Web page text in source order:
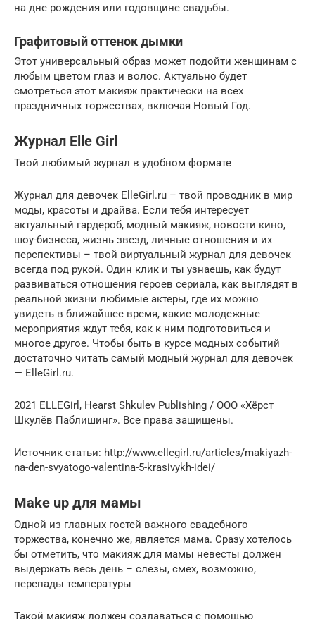
на дне рождения или годовщине свадьбы.
Графитовый оттенок дымки
Этот универсальный образ может подойти женщинам с
любым цветом глаз и волос. Актуально будет
смотреться этот макияж практически на всех
праздничных торжествах, включая Новый Год.
Журнал Elle Girl
Твой любимый журнал в удобном формате
Журнал для девочек ElleGirl.ru – твой проводник в мир
моды, красоты и драйва. Если тебя интересует
актуальный гардероб, модный макияж, новости кино,
шоу-бизнеса, жизнь звезд, личные отношения и их
перспективы – твой виртуальный журнал для девочек
всегда под рукой. Один клик и ты узнаешь, как будут
развиваться отношения героев сериала, как выглядят в
реальной жизни любимые актеры, где их можно
увидеть в ближайшее время, какие молодежные
мероприятия ждут тебя, как к ним подготовиться и
многое другое. Чтобы быть в курсе модных событий
достаточно читать самый модный журнал для девочек
— ElleGirl.ru.
2021 ELLEGirl, Hearst Shkulev Publishing / OOO «Хёрст
Шкулёв Паблишинг». Все права защищены.
Источник статьи: http://www.ellegirl.ru/articles/makiyazh-
na-den-svyatogo-valentina-5-krasivykh-idei/
Make up для мамы
Одной из главных гостей важного свадебного
торжества, конечно же, является мама. Сразу хотелось
бы отметить, что макияж для мамы невесты должен
выдержать весь день – слезы, смех, возможно,
перепады температуры
Такой макияж должен создаваться с помощью